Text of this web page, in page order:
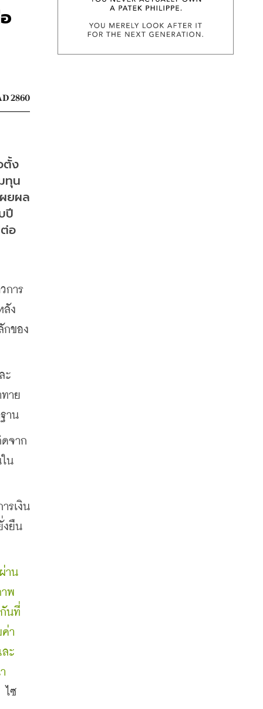
2860
ตั้ง
ทุน
ยผล
ปี
อ
การ
ลัง
กของ
ะ
าย
าน
จาก
น
รเงิน
งยืน
าน
พ
นที่
า
ะ
ไซ